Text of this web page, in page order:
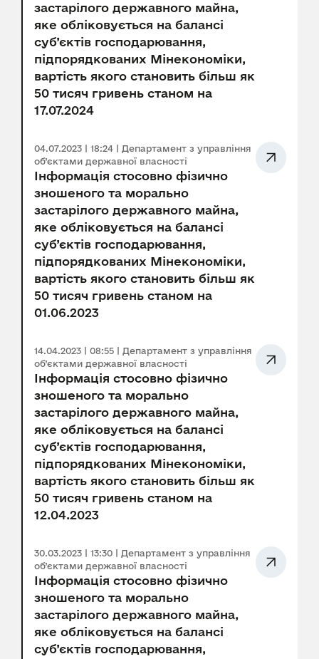
застарілого державного майна,
яке обліковується на балансі
суб’єктів господарювання,
підпорядкованих Мінекономіки,
вартість якого становить більш як
50 тисяч гривень станом на
17.07.2024
04.07.2023 | 18:24 | Департамент з управління
об’єктами державної власності
Інформація стосовно фізично
зношеного та морально
застарілого державного майна,
яке обліковується на балансі
суб’єктів господарювання,
підпорядкованих Мінекономіки,
вартість якого становить більш як
50 тисяч гривень станом на
01.06.2023
14.04.2023 | 08:55 | Департамент з управління
об’єктами державної власності
Інформація стосовно фізично
зношеного та морально
застарілого державного майна,
яке обліковується на балансі
суб’єктів господарювання,
підпорядкованих Мінекономіки,
вартість якого становить більш як
50 тисяч гривень станом на
12.04.2023
30.03.2023 | 13:30 | Департамент з управління
об’єктами державної власності
Інформація стосовно фізично
зношеного та морально
застарілого державного майна,
яке обліковується на балансі
суб’єктів господарювання,